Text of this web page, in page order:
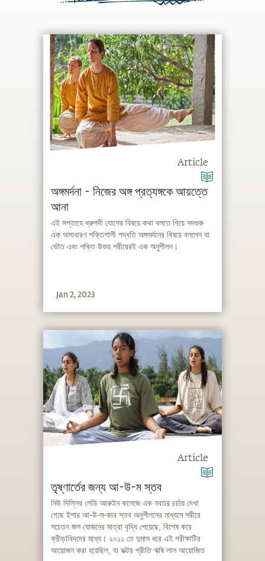
Article
অঙ্গমর্দনা - নিজের অঙ্গ প্রত্যঙ্গকে আয়ত্তে
আনা
এই সপ্তাহে ধ্রুপদী যোগের বিষয়ে কথা বলতে গিয়ে সদগুরু
এক অসাধারণ শক্তিশালী পদ্ধতি অঙ্গমর্দনের বিষয়ে বললেন যা
ভৌত এবং শক্তি উভয় শরীরেরই এক অনুশীলন।
Jan 2, 2023
Article
তৃষ্ণার্তের জন্য আ-উ-ম স্তব
নিউ দিল্লির লেডি আরুইন কলেজে এক নবতর চর্চায় দেখা
গেছে ইশার আ-উ-ম-কার স্তব অনুশীলনের মাধ্যমে শরীরে
সচেতন জল যোজনের মাত্রা বৃদ্ধি পেয়েছে, বিশেষ করে
ক্রীড়াবিদদের মধ্যে। ২০১১ তে দুমাস ধরে এই পরীক্ষাটির
আয়োজন করা হয়েছিল, যা ডক্টর প্রীতি ঋষি লাল আয়োজিত